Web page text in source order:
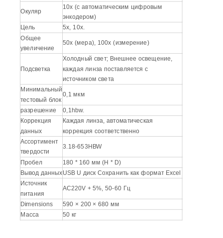
Окуляр
10x (с автоматическим цифровым
энкодером)
Цель
5x, 10x.
Общее
увеличение
50x (мера), 100x (измерение)
Подсветка
Холодный свет; Внешнее освещение,
каждая линза поставляется с
источником света
Минимальный
тестовый блок
0,1 мкм
разрешение
0,1hbw.
Коррекция
данных
Каждая линза, автоматическая
коррекция соответственно
Ассортимент
твердости
3.18-653HBW
Пробел 180 * 160 мм (H * D)
Вывод данныхUSB U диск Сохранить как формат Excel
Источник
питания
AC220V + 5%, 50-60 Гц
Dimensions 590 × 200 × 680 мм
Масса 50 кг